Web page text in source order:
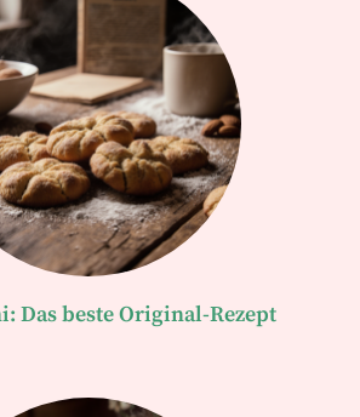
Das beste Original-Rezept